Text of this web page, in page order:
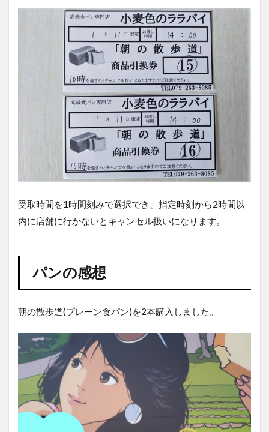
受取時間を1時間刻みで選択でき、指定時刻から2時間以
内に店舗に行かないとキャンセル扱いになります。
パンの感想
朝の散歩道(プレーン食パン)を2本購入しました。